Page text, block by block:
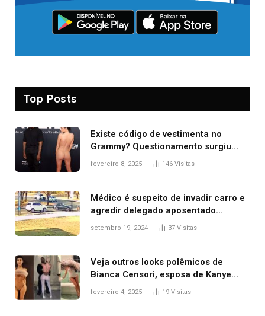
Top Posts
Existe código de vestimenta no
Grammy? Questionamento surgiu
após Bianca Censori, mulher de
fevereiro 8, 2025 146 Visitas
Médico é suspeito de invadir carro e
agredir delegado aposentado
durante confusão no trânsito
setembro 19, 2024 37 Visitas
Veja outros looks polêmicos de
Bianca Censori, esposa de Kanye
West que apareceu nua no Grammy
fevereiro 4, 2025 19 Visitas